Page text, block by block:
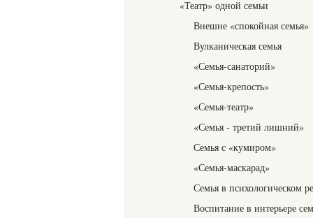
«Театр» одной семьи
Внешне «спокойная семья»
Вулканическая семья
«Семья-санаторий»
«Семья-крепость»
«Семья-театр»
«Семья - третий лишний»
Семья с «кумиром»
«Семья-маскарад»
Семья в психологическом
Воспитание в интерьере